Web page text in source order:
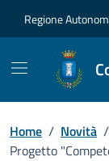
Regione
Home / Novità /
Progetto